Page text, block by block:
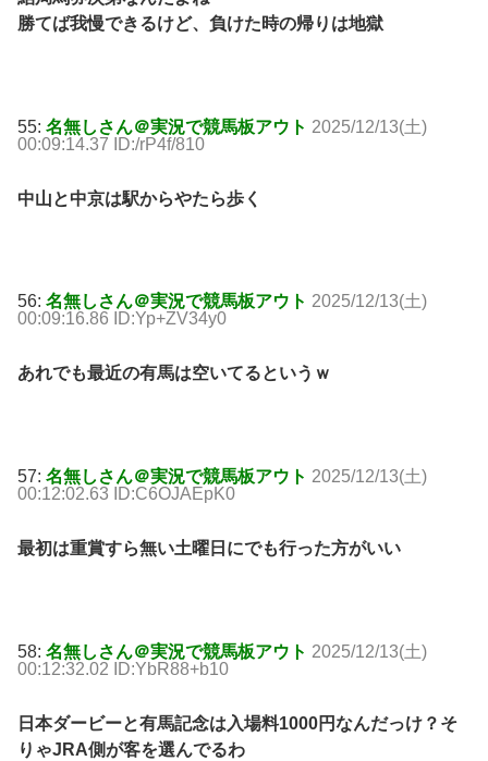
勝てば我慢できるけど、負けた時の帰りは地獄
55: 名無しさん＠実況で競馬板アウト 2025/12/13(土)
00:09:14.37 ID:/rP4f/810
中山と中京は駅からやたら歩く
56: 名無しさん＠実況で競馬板アウト 2025/12/13(土)
00:09:16.86 ID:Yp+ZV34y0
あれでも最近の有馬は空いてるというｗ
57: 名無しさん＠実況で競馬板アウト 2025/12/13(土)
00:12:02.63 ID:C6OJAEpK0
最初は重賞すら無い土曜日にでも行った方がいい
58: 名無しさん＠実況で競馬板アウト 2025/12/13(土)
00:12:32.02 ID:YbR88+b10
日本ダービーと有馬記念は入場料1000円なんだっけ？そ
りゃJRA側が客を選んでるわ